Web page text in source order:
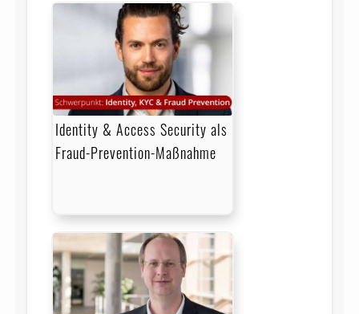
Identity & Access Security als
Fraud-Prevention-Maßnahme